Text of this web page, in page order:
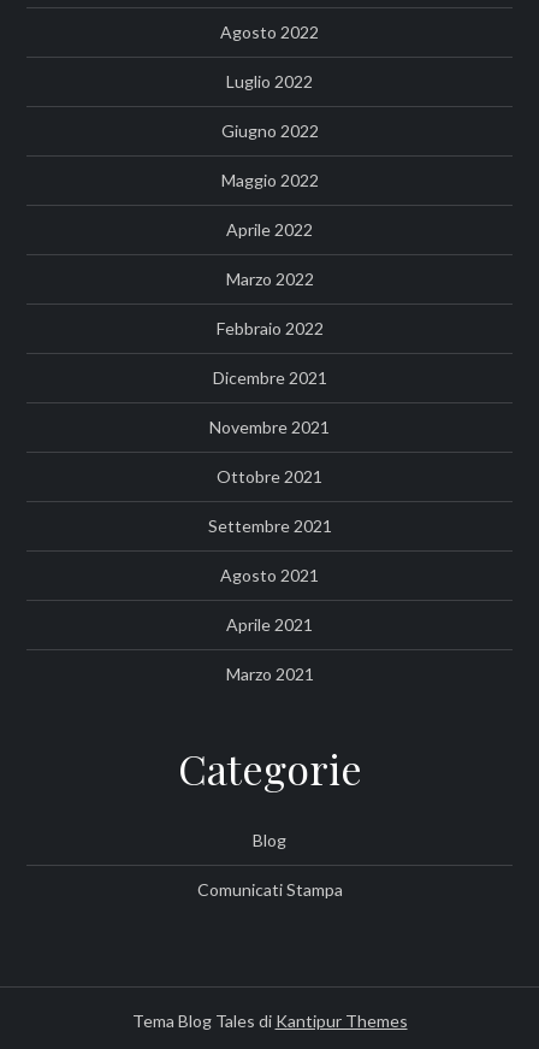
Agosto 2022
Luglio 2022
Giugno 2022
Maggio 2022
Aprile 2022
Marzo 2022
Febbraio 2022
Dicembre 2021
Novembre 2021
Ottobre 2021
Settembre 2021
Agosto 2021
Aprile 2021
Marzo 2021
Categorie
Blog
Comunicati Stampa
Tema Blog Tales di Kantipur Themes